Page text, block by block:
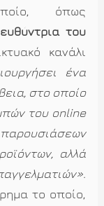
όπως
του
κανάλι
ένα
στο οποίο
του online
αλλά
το οποίο,